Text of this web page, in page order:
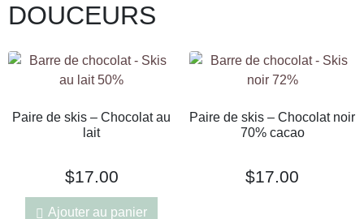
DOUCEURS
Paire de skis – Chocolat au
lait
$17.00
Ajouter au panier
Paire de skis – Chocolat noir
70% cacao
$17.00